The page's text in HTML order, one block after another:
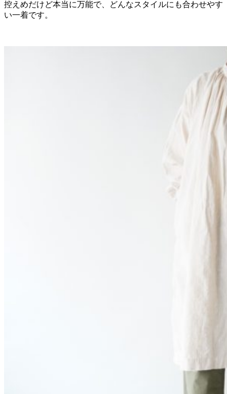
控えめだけど本当に万能で、どんなスタイルにも合わせやす
い一着です。